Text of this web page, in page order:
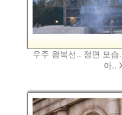
우주 왕복선.. 정면 모
아..